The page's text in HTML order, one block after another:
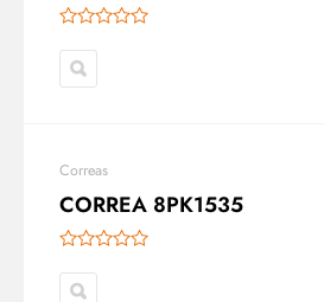
Correas
CORREA 8PK1535